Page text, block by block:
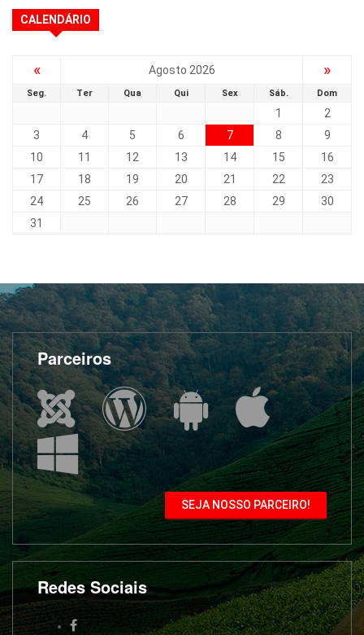
CALENDÁRIO
« Agosto 2026 »
Seg. Ter Qua Qui Sex Sáb. Dom
1
2
3
4 5 6 7 8
9
10
11 12 13 14 15
16
17
18 19 20 21 22
23
24
25 26 27 28 29
30
31
Parceiros
SEJA NOSSO PARCEIRO!
Redes Sociais